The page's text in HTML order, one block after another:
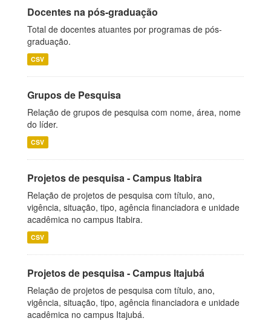
Docentes na pós-graduação
Total de docentes atuantes por programas de pós-
graduação.
CSV
Grupos de Pesquisa
Relação de grupos de pesquisa com nome, área, nome
do líder.
CSV
Projetos de pesquisa - Campus Itabira
Relação de projetos de pesquisa com título, ano,
vigência, situação, tipo, agência financiadora e unidade
acadêmica no campus Itabira.
CSV
Projetos de pesquisa - Campus Itajubá
Relação de projetos de pesquisa com título, ano,
vigência, situação, tipo, agência financiadora e unidade
acadêmica no campus Itajubá.